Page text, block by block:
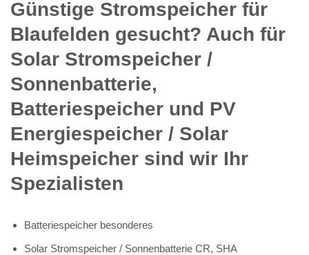
Günstige Stromspeicher für
Blaufelden gesucht? Auch für
Solar Stromspeicher /
Sonnenbatterie,
Batteriespeicher und PV
Energiespeicher / Solar
Heimspeicher sind wir Ihr
Spezialisten
Batteriespeicher besonderes
Solar Stromspeicher / Sonnenbatterie CR, SHA